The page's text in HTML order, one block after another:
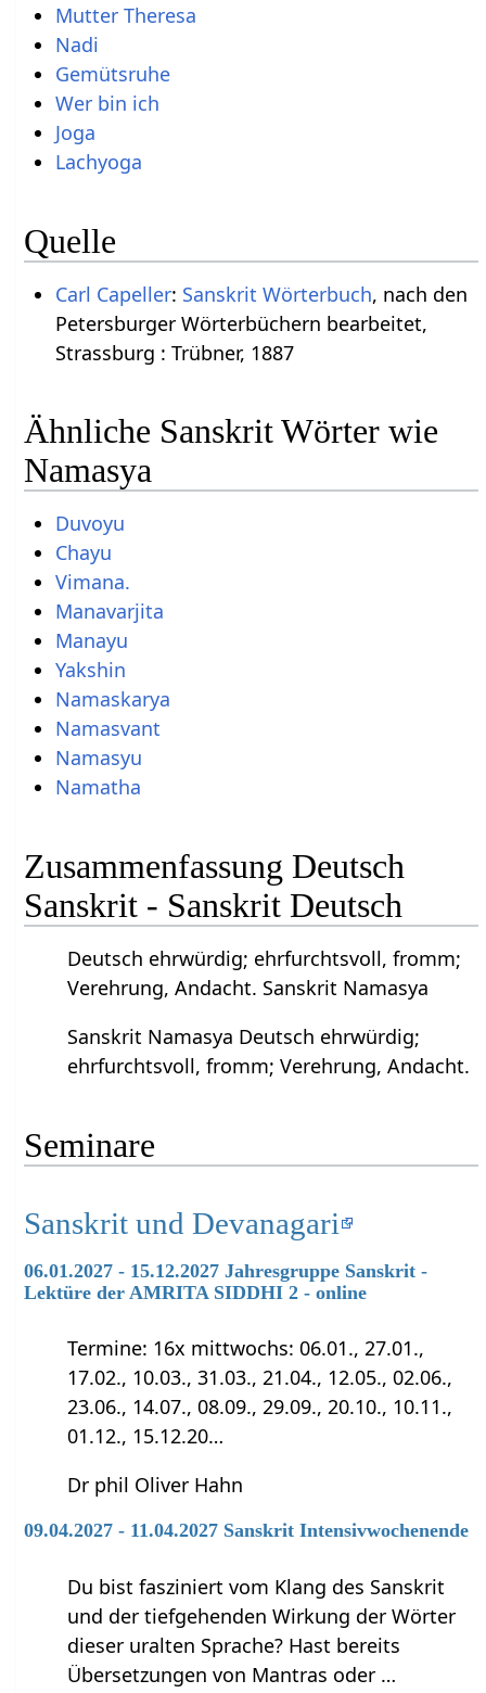
Mutter Theresa
Nadi
Gemütsruhe
Wer bin ich
Joga
Lachyoga
Quelle
Carl Capeller: Sanskrit Wörterbuch, nach den
Petersburger Wörterbüchern bearbeitet,
Strassburg : Trübner, 1887
Ähnliche Sanskrit Wörter wie
Namasya
Duvoyu
Chayu
Vimana.
Manavarjita
Manayu
Yakshin
Namaskarya
Namasvant
Namasyu
Namatha
Zusammenfassung Deutsch
Sanskrit - Sanskrit Deutsch
Deutsch ehrwürdig; ehrfurchtsvoll, fromm;
Verehrung, Andacht. Sanskrit Namasya
Sanskrit Namasya Deutsch ehrwürdig;
ehrfurchtsvoll, fromm; Verehrung, Andacht.
Seminare
Sanskrit und Devanagari
06.01.2027 - 15.12.2027 Jahresgruppe Sanskrit -
Lektüre der AMRITA SIDDHI 2 - online
Termine: 16x mittwochs: 06.01., 27.01.,
17.02., 10.03., 31.03., 21.04., 12.05., 02.06.,
23.06., 14.07., 08.09., 29.09., 20.10., 10.11.,
01.12., 15.12.20…
Dr phil Oliver Hahn
09.04.2027 - 11.04.2027 Sanskrit Intensivwochenende
Du bist fasziniert vom Klang des Sanskrit
und der tiefgehenden Wirkung der Wörter
dieser uralten Sprache? Hast bereits
Übersetzungen von Mantras oder …